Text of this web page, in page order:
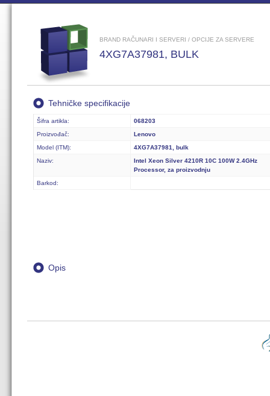
BRAND RAČUNARI I SERVERI / OPCIJE ZA SERVERE
4XG7A37981, BULK
Tehničke specifikacije
Šifra artikla:
068203
Proizvođač:
Lenovo
Model (ITM):
4XG7A37981, bulk
Naziv:
Intel Xeon Silver 4210R 10C 100W 2.4GHz
Processor, za proizvodnju
Barkod:
Opis